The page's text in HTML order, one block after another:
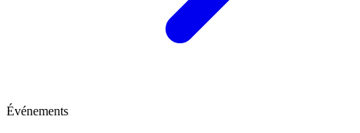
Événements